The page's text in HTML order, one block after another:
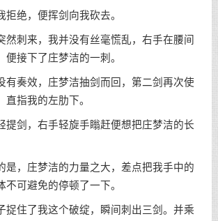
绝，便挥剑向我砍去。
刺来，我并没有丝毫慌乱，右手在腰间
便接下了庄梦洁的一刺。
奏效，庄梦洁抽剑而回，第二剑再次使
直指我的左肋下。
剑，右手轻旋手瞈赶便想把庄梦洁的长
，庄梦洁的力量之大，差点把我手中的
不可避免的停顿了一下。
住了我这个破绽，瞬间刺出三剑。并乘